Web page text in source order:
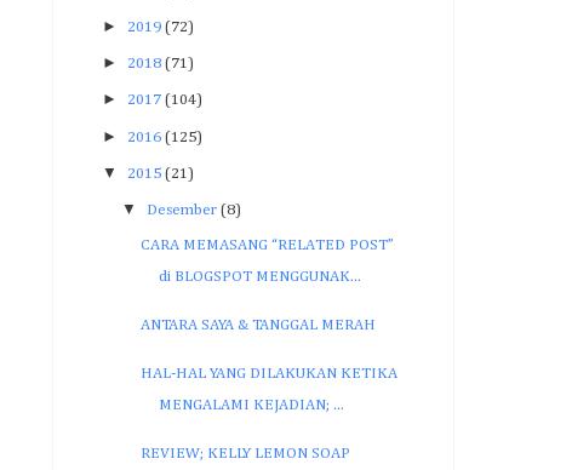
► 2019 (72)
► 2018 (71)
► 2017 (104)
► 2016 (125)
▼ 2015 (21)
▼ Desember (8)
CARA MEMASANG “RELATED POST”
di BLOGSPOT MENGGUNAK...
ANTARA SAYA & TANGGAL MERAH
HAL-HAL YANG DILAKUKAN KETIKA
MENGALAMI KEJADIAN; ...
REVIEW; KELLY LEMON SOAP